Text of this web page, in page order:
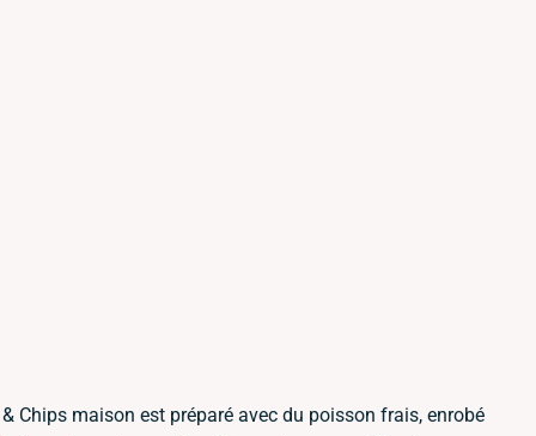
Chips maison est préparé avec du poisson frais, enrobé